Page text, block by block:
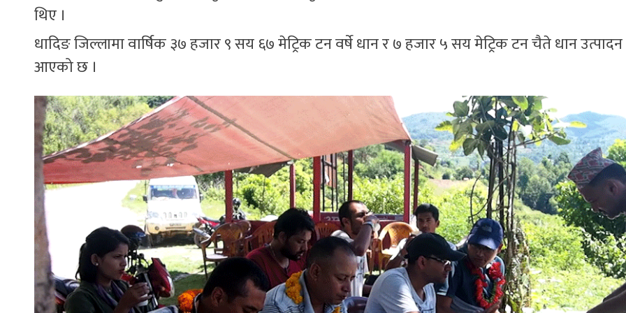
थिए ।
धादिङ जिल्लामा वार्षिक ३७ हजार ९ सय ६७ मेट्रिक टन वर्षे धान र ७ हजार ५ सय मेट्रिक टन चैते धान
आएको छ ।